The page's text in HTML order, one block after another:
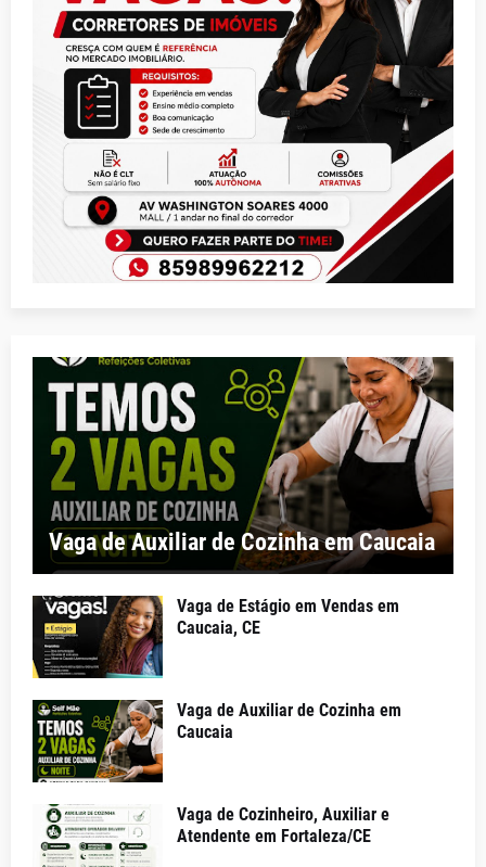
Vaga de Auxiliar de Cozinha em Caucaia
Vaga de Estágio em Vendas em
Caucaia, CE
Vaga de Auxiliar de Cozinha em
Caucaia
Vaga de Cozinheiro, Auxiliar e
Atendente em Fortaleza/CE